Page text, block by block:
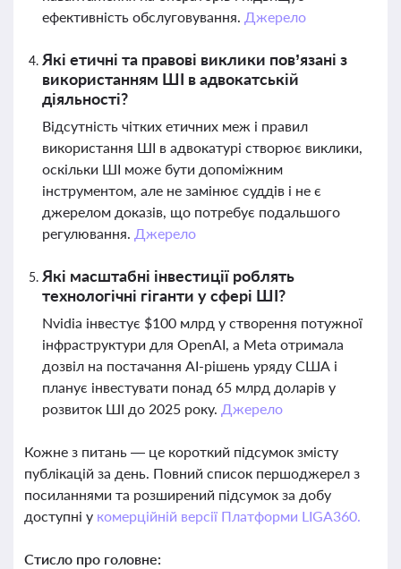
ефективність обслуговування. Джерело
Які етичні та правові виклики пов’язані з
використанням ШІ в адвокатській
діяльності?
Відсутність чітких етичних меж і правил
використання ШІ в адвокатурі створює виклики,
оскільки ШІ може бути допоміжним
інструментом, але не замінює суддів і не є
джерелом доказів, що потребує подальшого
регулювання. Джерело
Які масштабні інвестиції роблять
технологічні гіганти у сфері ШІ?
Nvidia інвестує $100 млрд у створення потужної
інфраструктури для OpenAI, а Meta отримала
дозвіл на постачання AI-рішень уряду США і
планує інвестувати понад 65 млрд доларів у
розвиток ШІ до 2025 року. Джерело
Кожне з питань — це короткий підсумок змісту
публікацій за день. Повний список першоджерел з
посиланнями та розширений підсумок за добу
доступні у комерційній версії Платформи LIGA360.
Стисло про головне: